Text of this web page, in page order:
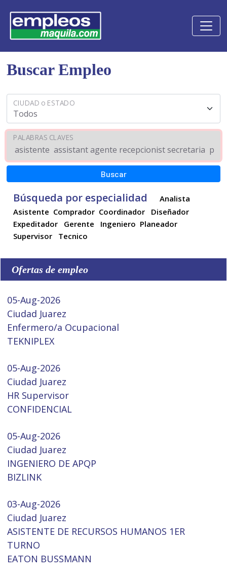
Buscar Empleo
CIUDAD o ESTADO
PALABRAS CLAVES
Búsqueda por especialidad
Analista
Asistente Comprador Coordinador
Diseñador
Expeditador
Gerente Ingeniero Planeador
Supervisor
Tecnico
Ofertas de empleo
05-Aug-2026
Ciudad Juarez
Enfermero/a Ocupacional
TEKNIPLEX
05-Aug-2026
Ciudad Juarez
HR Supervisor
CONFIDENCIAL
05-Aug-2026
Ciudad Juarez
INGENIERO DE APQP
BIZLINK
03-Aug-2026
Ciudad Juarez
ASISTENTE DE RECURSOS HUMANOS 1ER
TURNO
EATON BUSSMANN